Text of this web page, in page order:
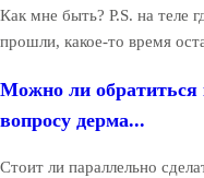
Как мне быть? P.S. на теле
прошли, какое-то время
Можно ли обратиться
вопросу дерма...
Стоит ли параллельно